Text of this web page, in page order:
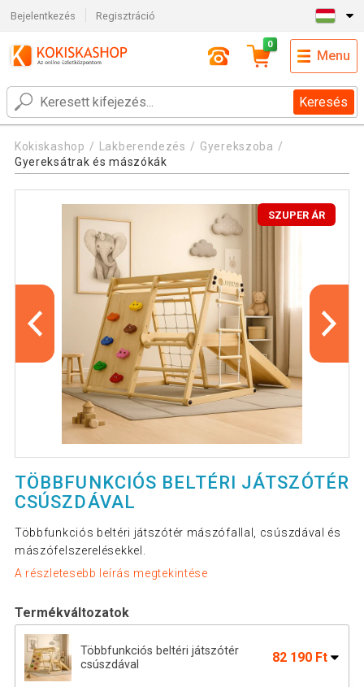
Bejelentkezés Regisztráció
Keresés
0
Menu
Kokiskashop Lakberendezés
Gyerekszoba
Gyereksátrak és mászókák
SZUPER ÁR
TÖBBFUNKCIÓS BELTÉRI JÁTSZÓTÉR
CSÚSZDÁVAL
Többfunkciós beltéri játszótér mászófallal, csúszdával és
mászófelszerelésekkel.
A részletesebb leírás megtekintése
Termékváltozatok
Többfunkciós beltéri játszótér
csúszdával
82 190 Ft